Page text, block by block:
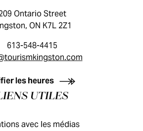
DES VISITEURS
Ontario Street
ON K7L 2Z1
613-548-4415
les heures
UTILES
avec les médias